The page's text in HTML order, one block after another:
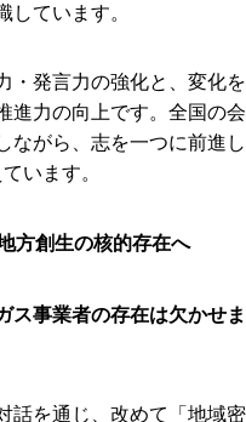
ています。
・発言力の強化と、変化を
進力の向上です。全国の会
ながら、志を一つに前進し
います。
方創生の核的存在へ
事業者の存在は欠かせま
話を通じ、改めて「地域密